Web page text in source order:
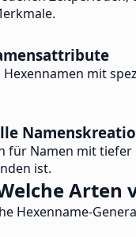
mit
für Namen mit
ist.
Arten
Hexenname-